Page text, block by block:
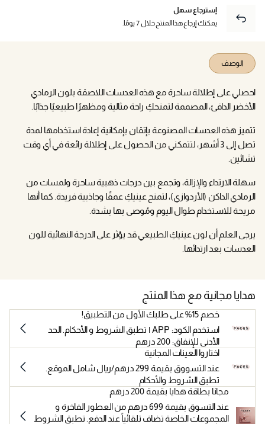
إسترجاع سهل
يمكنك إرجاع هذا المنتج خلال 7 يومًا.
الوصف
احصلي على إطلالة ساحرة مع هذه العدسات اللاصقة بلون الرمادي
الأخضر الدافئ، المصممة لتمنحكِ راحة مثالية ومظهرًا طبيعيًا جذابًا.
تتميز هذه العدسات المصنوعة بإتقان بإمكانية إعادة استخدامها لمدة
تصل إلى 3 أشهر، لتتمكني من الحصول على إطلالة رائعة في أي وقت
تشائين.
سهلة الارتداء والإزالة، وتجمع بين درجات ذهبية ساحرة ولمسات من
الرمادي الداكن (الأردوازي)، لتمنح عينيكِ عمقًا وجاذبية فريدة. كما أنها
مريحة للاستخدام طوال اليوم ومُوصى بها بشدة.
يرجى العلم أن لون عينيكِ الطبيعي قد يؤثر على الدرجة النهائية للون
العدسات بعد ارتدائها.
هدايا مجانية مع هذا المنتج
خصم 15% على طلبك الأول من التطبيق!
استخدم الكود: APP | تطبق الشروط و الأحكام. الحد
الأدنى للإنفاق: 200 درهم
اختاروا العينات المجانية
عند التسووق بقيمة 299 درهم/ريال شامل الموقع.
تطبق الشروط والأحكام
مجانا بطاقة هدايا بقيمة 200 درهم
عند التسوق بقيمة 699 درهم من العطور الفاخرة و
المجموعات الخاصة تضاف تلقائياً عند الدفع. تطبق الشروط